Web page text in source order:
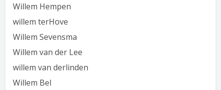
Willem Hempen
willem terHove
Willem Sevensma
Willem van der Lee
willem van derlinden
Willem Bel